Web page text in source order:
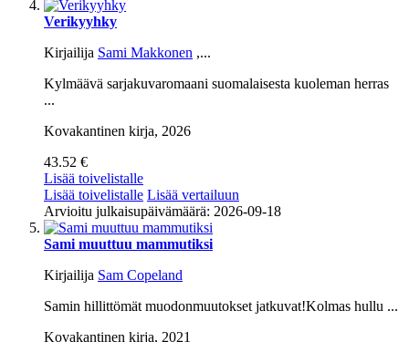
Verikyyhky
Kirjailija Sami Makkonen ,...
Kylmäävä sarjakuvaromaani suomalaisesta kuoleman herras
...
Kovakantinen kirja, 2026
43.52 €
Lisää toivelistalle
Lisää toivelistalle Lisää vertailuun
Arvioitu julkaisupäivämäärä: 2026-09-18
Sami muuttuu mammutiksi
Kirjailija Sam Copeland
Samin hillittömät muodonmuutokset jatkuvat!Kolmas hullu ...
Kovakantinen kirja, 2021